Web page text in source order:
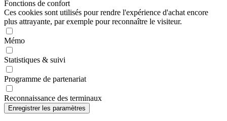
Fonctions de confort
Ces cookies sont utilisés pour rendre l'expérience d'achat encore
plus attrayante, par exemple pour reconnaître le visiteur.
Mémo
Statistiques & suivi
Programme de partenariat
Reconnaissance des terminaux